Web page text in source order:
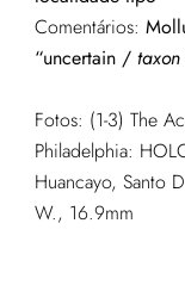
Comentários:
“uncertain /
Fotos: (1-3) The
Philadelphia:
Huancayo, Santo
W., 16.9mm